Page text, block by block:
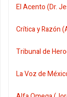
El Acento (Dr.
Crítica y Razón
Tribunal de
La Voz de